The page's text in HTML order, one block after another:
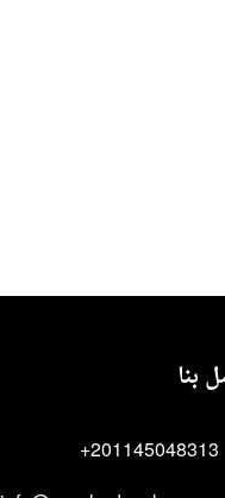
بنا
+201145048313